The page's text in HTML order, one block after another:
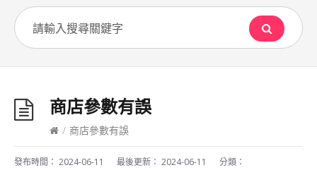
商店參數有誤
/ 商店參數有誤
發布時間： 2024-06-11 最後更新： 2024-06-11 分類：